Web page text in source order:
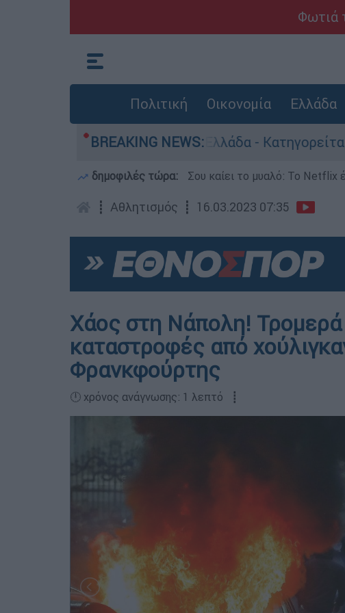
Φωτιά
Πολιτική Οικονομία Ελλάδα
BREAKING NEWS:
στην Ελλάδα - Κατηγορείται και για
δημοφιλές τώρα: Σου καίει το μυαλό: Το Netflix
┋ Αθλητισμός ┋ 16.03.2023 07:35
Χάος στη Νάπολη! Τρομερά
καταστροφές από
Φρανκφούρτης
🕛 χρόνος ανάγνωσης: 1 λεπτό ┋